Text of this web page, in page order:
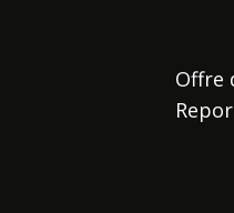
Offre